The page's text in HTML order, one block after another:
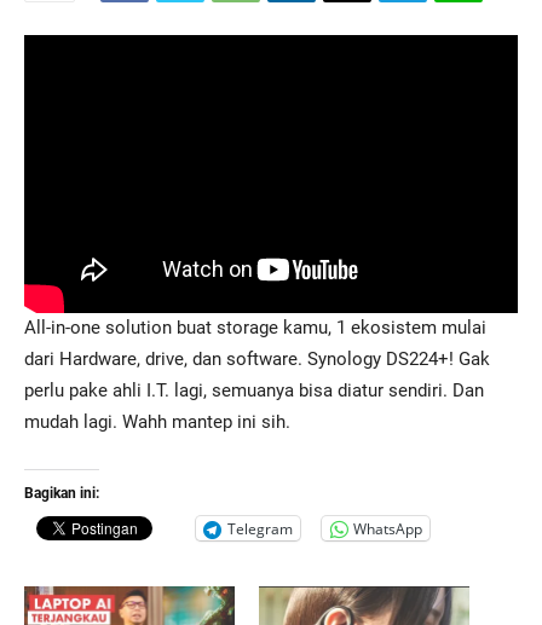
All-in-one solution buat storage kamu, 1 ekosistem mulai
dari Hardware, drive, dan software. Synology DS224+! Gak
perlu pake ahli I.T. lagi, semuanya bisa diatur sendiri. Dan
mudah lagi. Wahh mantep ini sih.
Bagikan ini:
Telegram WhatsApp